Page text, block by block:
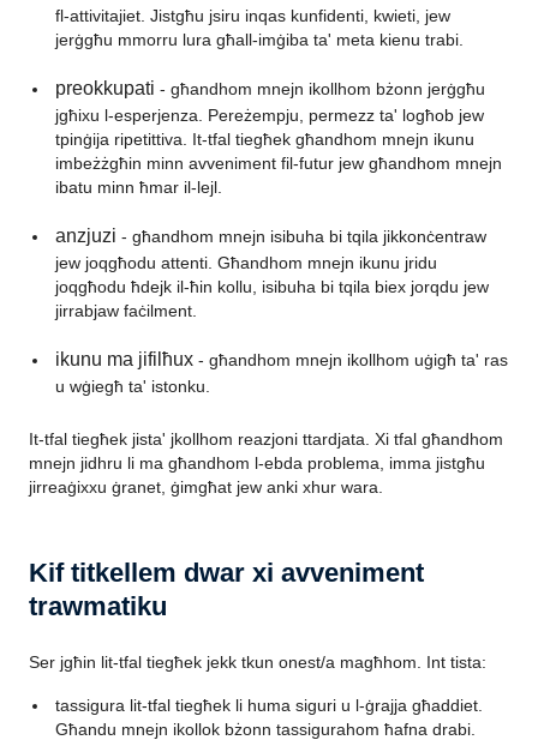
fl-attivitajiet. Jistgħu jsiru inqas kunfidenti, kwieti, jew
jerġgħu mmorru lura għall-imġiba ta' meta kienu trabi.
preokkupati - għandhom mnejn ikollhom bżonn jerġgħu
jgħixu l-esperjenza. Pereżempju, permezz ta' logħob jew
tpinġija ripetittiva. It-tfal tiegħek għandhom mnejn ikunu
imbeżżgħin minn avveniment fil-futur jew għandhom mnejn
ibatu minn ħmar il-lejl.
anzjuzi - għandhom mnejn isibuha bi tqila jikkonċentraw
jew joqgħodu attenti. Għandhom mnejn ikunu jridu
joqgħodu ħdejk il-ħin kollu, isibuha bi tqila biex jorqdu jew
jirrabjaw faċilment.
ikunu ma jifilħux- għandhom mnejn ikollhom uġigħ ta' ras
u wġiegħ ta' istonku.
It-tfal tiegħek jista' jkollhom reazjoni ttardjata. Xi tfal għandhom
mnejn jidhru li ma għandhom l-ebda problema, imma jistgħu
jirreaġixxu ġranet, ġimgħat jew anki xhur wara.
Kif titkellem dwar xi avveniment
trawmatiku
Ser jgħin lit-tfal tiegħek jekk tkun onest/a magħhom. Int tista:
tassigura lit-tfal tiegħek li huma siguri u l-ġrajja għaddiet.
Għandu mnejn ikollok bżonn tassigurahom ħafna drabi.